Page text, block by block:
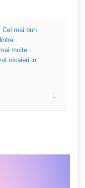
Cel mai bun
multe
nicaieri in